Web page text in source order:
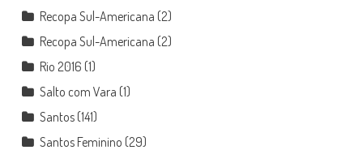
Recopa Sul-Americana (2)
Recopa Sul-Americana (2)
Rio 2016 (1)
Salto com Vara (1)
Santos(141)
Santos Feminino (29)